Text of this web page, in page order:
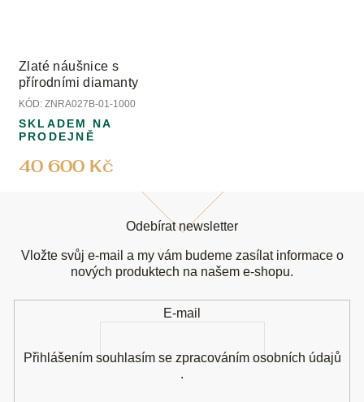
Zlaté náušnice s
přírodními diamanty
KÓD: ZNRA027B-01-1000
40 600 Kč
SKLADEM NA
PRODEJNĚ
Odebírat newsletter
Vložte svůj e-mail a my vám budeme zasílat informace o
nových produktech na našem e-shopu.
E-mail
Přihlášením souhlasím se zpracováním osobních údajů
.